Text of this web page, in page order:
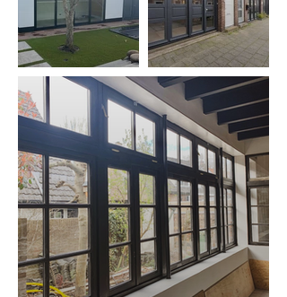
kozijn na het betalen van de volledige
factuur komen ophalen. Als u geen
mogelijkheid voor het vervoeren van uw
kozijn heeft, kunt u bij ons gratis een
aanhanger lenen. U dient in bezit te zijn
van een aanhangerrijbewijs.
Ook kunt u er ook voor kiezen om het
kozijn te laten bezorgen. Hier rekenen we
rond de €200.- excl. btw voor. Dit is
afhankelijk van de afstand.